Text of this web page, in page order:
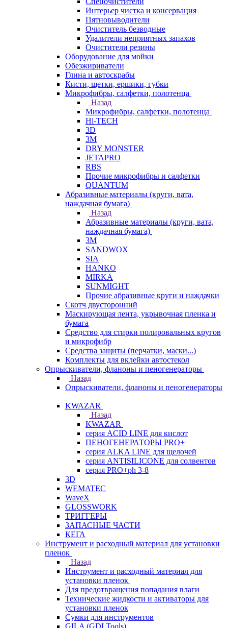
Интерьер чистка и консервация
Пятновыводители
Очиститель безводные
Удалители неприятных запахов
Очистители резины
Оборудование для мойки
Обезжириватели
Глина и автоскрабы
Кисти, щетки, ершики, губки
Микрофибры, салфетки, полотенца
Назад
Микрофибры, салфетки, полотенца
Hi-TECH
3D
3М
DRY MONSTER
JETAPRO
RBS
Прочие микрофибры и салфетки
QUANTUM
Абразивные материалы (круги, вата,
наждачная бумага)
Назад
Абразивные материалы (круги, вата,
наждачная бумага)
3М
SANDWOX
SIA
HANKO
MIRKA
SUNMIGHT
Прочие абразивные круги и наждачки
Скотч двусторонний
Маскирующая лента, укрывочная пленка и
бумага
Средство для стирки полировальных кругов
и микрофибр
Средства защиты (перчатки, маски...)
Комплекты для вклейки автостекол
Опрыскиватели, фланоны и пеногенераторы
Назад
Опрыскиватели, фланоны и пеногенераторы
KWAZAR
Назад
KWAZAR
серия ACID LINE для кислот
ПЕНОГЕНЕРАТОРЫ PRO+
серия ALKA LINE для щелочей
серия ANTISILICONE для солвентов
серия PRO+ph 3-8
3D
WEMATEC
WaveX
GLOSSWORK
ТРИГГЕРЫ
ЗАПАСНЫЕ ЧАСТИ
КЕГА
Инструмент и расходный материал для установки
пленок
Назад
Инструмент и расходный материал для
установки пленок
Для предотвращения попадания влаги
Технические жидкости и активаторы для
установки пленок
Сумки для инструментов
GILA (GDI Tools)